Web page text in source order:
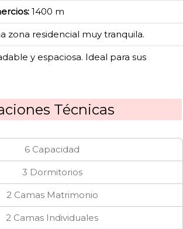
1400 m
zona residencial muy tranquila.
y espaciosa. Ideal para sus
Técnicas
6 Capacidad
3 Dormitorios
2 Camas Matrimonio
2 Camas Individuales